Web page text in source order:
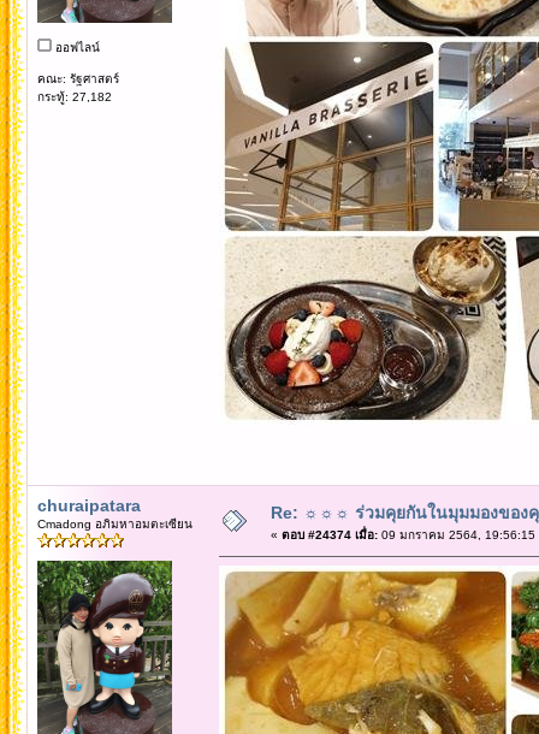
ออฟไลน์
คณะ: รัฐศาสตร์
กระทู้: 27,182
churaipatara
Cmadong อภิมหาอมตะเซียน
Re: ☼☼☼ ร่วมคุยกันในมุมมองของ
« ตอบ #24374 เมื่อ:09 มกราคม 2564, 19:56:15